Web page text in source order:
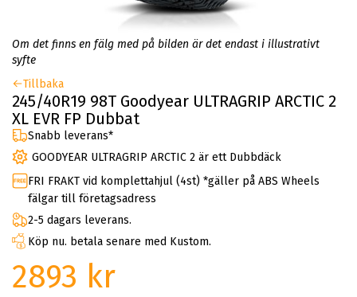
Om det finns en fälg med på bilden är det endast i illustrativt
syfte
Tillbaka
245/40R19 98T Goodyear ULTRAGRIP ARCTIC 2
XL EVR FP Dubbat
Snabb leverans*
GOODYEAR ULTRAGRIP ARCTIC 2 är ett Dubbdäck
FRI FRAKT vid komplettahjul (4st) *gäller på ABS Wheels
fälgar till företagsadress
2-5 dagars leverans.
Köp nu. betala senare med Kustom.
2893 kr